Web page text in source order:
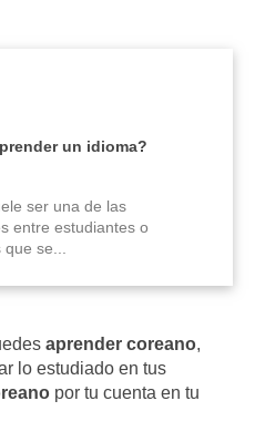
un idioma?
ser una de las
entre estudiantes o
se...
aprender coreano,
lo estudiado en tus
por tu cuenta en tu